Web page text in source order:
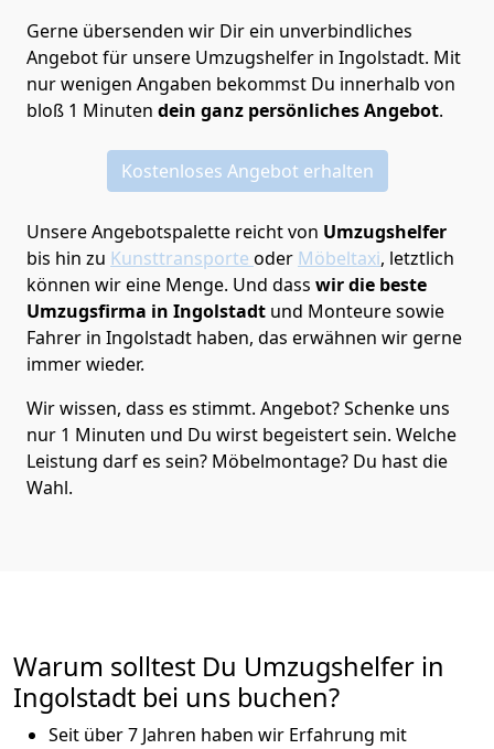
Gerne übersenden wir Dir ein unverbindliches
Angebot für unsere Umzugshelfer in Ingolstadt. Mit
nur wenigen Angaben bekommst Du innerhalb von
bloß 1 Minuten dein ganz persönliches Angebot.
Kostenloses Angebot erhalten
Unsere Angebotspalette reicht von Umzugshelfer
bis hin zu Kunsttransporte oder Möbeltaxi, letztlich
können wir eine Menge. Und dass wir die beste
Umzugsfirma in Ingolstadt und Monteure sowie
Fahrer in Ingolstadt haben, das erwähnen wir gerne
immer wieder.
Wir wissen, dass es stimmt. Angebot? Schenke uns
nur 1 Minuten und Du wirst begeistert sein. Welche
Leistung darf es sein? Möbelmontage? Du hast die
Wahl.
Warum solltest Du Umzugshelfer in
Ingolstadt bei uns buchen?
Seit über 7 Jahren haben wir Erfahrung mit